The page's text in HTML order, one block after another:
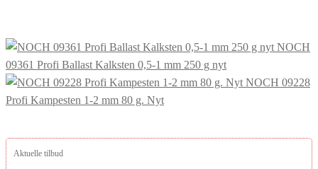
NOCH
09361 Profi Ballast Kalksten 0,5-1 mm 250 g nyt
NOCH 09228
Profi Kampesten 1-2 mm 80 g. Nyt
Aktuelle tilbud